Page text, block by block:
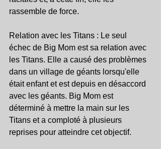
rassemble de force.
Relation avec les Titans : Le seul
échec de Big Mom est sa relation avec
les Titans. Elle a causé des problèmes
dans un village de géants lorsqu'elle
était enfant et est depuis en désaccord
avec les géants. Big Mom est
déterminé à mettre la main sur les
Titans et a comploté à plusieurs
reprises pour atteindre cet objectif.